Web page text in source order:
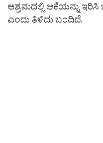
ಆಶ್ರಮದಲ್ಲಿ ಆಕೆಯನ್ನು
ಎಂದು ತಿಳಿದು ಬಂದಿದೆ.